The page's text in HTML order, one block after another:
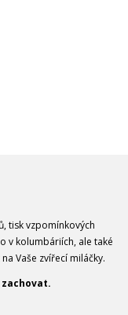
tisk vzpomínkových
v kolumbáriích, ale také
Vaše zvířecí miláčky.
zachovat.